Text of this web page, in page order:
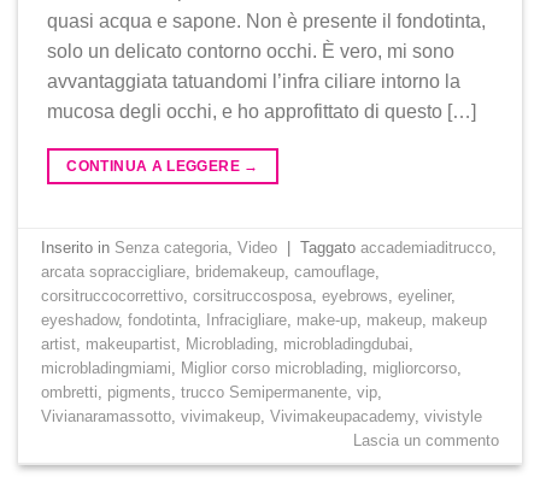
quasi acqua e sapone. Non è presente il fondotinta,
solo un delicato contorno occhi. È vero, mi sono
avvantaggiata tatuandomi l’infra ciliare intorno la
mucosa degli occhi, e ho approfittato di questo […]
CONTINUA A LEGGERE →
Inserito in Senza categoria ,Video Taggatoaccademiaditrucco
arcata sopraccigliare
bridemakeup ,camouflage
corsitruccocorrettivo ,corsitruccosposa ,eyebrows ,eyeliner,
eyeshadow,fondotinta Infracigliare make-up makeup makeup
artist makeupartist Microblading microbladingdubai
microbladingmiami
Miglior corso microblading migliorcorso
ombretti
pigments ,trucco Semipermanente ,vip
Vivianaramassotto ,vivimakeup ,Vivimakeupacademy,vivistyle
Lascia un commento